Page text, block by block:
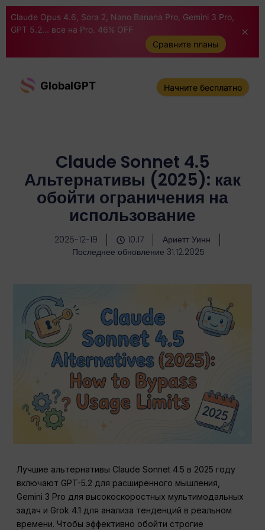
Claude Opus 4.6, Sora 2, Nano Banana Pro, Gemini 3 Pro,
GPT 5.2... все на Pro. 46% OFF
Сравните планы
GlobalGPT Начните бесплатно
Claude Sonnet 4.5
Альтернативы (2025): как
обойти ограничения на
использование
2025-12-19 10:17
Ариетт Уинн
Последнее обновление 31.12.2025
Лучшие альтернативы Claude Sonnet 4.5 в 2025 году
включают GPT-5.2 для расширенного мышления,
Gemini 3 Pro для высокоскоростных мультимодальных
задач и Grok 4.1 для анализа тенденций в реальном
времени. Чтобы эффективно обойти строгие